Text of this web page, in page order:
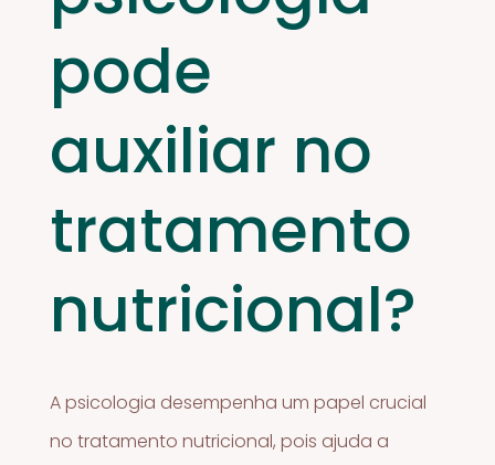
pode
auxiliar no
tratamento
nutricional?
A psicologia desempenha um papel crucial
no tratamento nutricional, pois ajuda a